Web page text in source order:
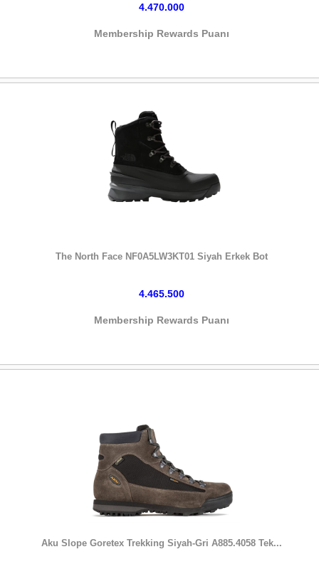
4.470.000
Membership Rewards Puanı
The North Face NF0A5LW3KT01 Siyah Erkek Bot
4.465.500
Membership Rewards Puanı
Aku Slope Goretex Trekking Siyah-Gri A885.4058 Tek...